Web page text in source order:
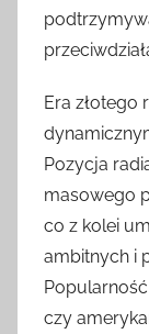
Era złotego
Pozycja
masowego
co z kolei
ambitnych i
czy